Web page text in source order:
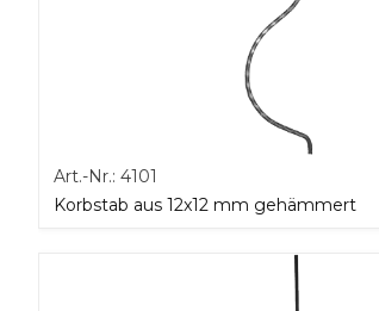
Art.-Nr.: 4101
Korbstab aus 12x12 mm gehämmert